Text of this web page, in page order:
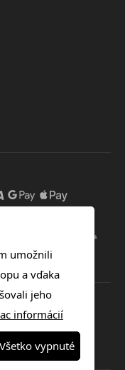
umožnili
a vďaka
jeho
informácií
Všetko vypnuté